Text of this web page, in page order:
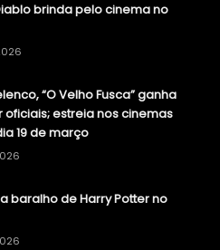
brinda pelo cinema no
“O Velho Fusca” ganha
oficiais; estreia nos cinemas
19 de março
baralho de Harry Potter no